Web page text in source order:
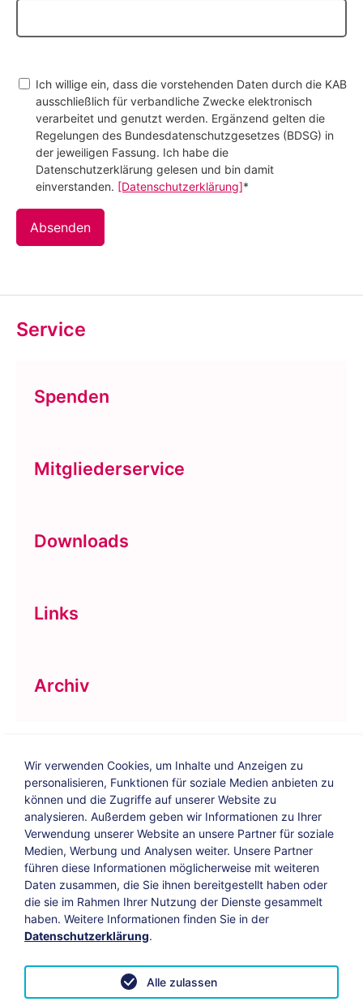
Ich willige ein, dass die vorstehenden Daten durch die KAB
ausschließlich für verbandliche Zwecke elektronisch
verarbeitet und genutzt werden. Ergänzend gelten die
Regelungen des Bundesdatenschutzgesetzes (BDSG) in
der jeweiligen Fassung. Ich habe die
Datenschutzerklärung gelesen und bin damit
einverstanden. [Datenschutzerklärung]*
Absenden
Service
Spenden
Mitgliederservice
Downloads
Links
Archiv
Bildungs-Blog| Instagram| Facebook|
YouTube
Impressum Suche Datenschutz
Vertrag widerrufen
Wir verwenden Cookies, um Inhalte und Anzeigen zu
personalisieren, Funktionen für soziale Medien anbieten zu
können und die Zugriffe auf unserer Website zu
analysieren. Außerdem geben wir Informationen zu Ihrer
Verwendung unserer Website an unsere Partner für soziale
Medien, Werbung und Analysen weiter. Unsere Partner
führen diese Informationen möglicherweise mit weiteren
Daten zusammen, die Sie ihnen bereitgestellt haben oder
die sie im Rahmen Ihrer Nutzung der Dienste gesammelt
haben. Weitere Informationen finden Sie in der
Datenschutzerklärung.
Alle zulassen